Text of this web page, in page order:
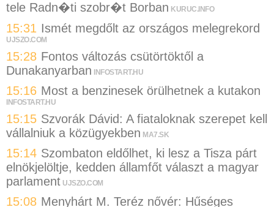
tele Radn�ti szobr�t Borban KURUC.INFO
15:31 Ismét megdőlt az országos melegrekord
UJSZO.COM
15:28 Fontos változás csütörtöktől a
Dunakanyarban
INFOSTART.HU
15:16 Most a benzinesek örülhetnek a kutakon
INFOSTART.HU
15:15 Szvorák Dávid: A fiataloknak szerepet kell
vállalniuk a közügyekben MA7.SK
15:14 Szombaton eldőlhet, ki lesz a Tisza párt
elnökjelöltje, kedden államfőt választ a magyar
parlament UJSZO.COM
15:08 Menyhárt M. Teréz nővér: Hűséges